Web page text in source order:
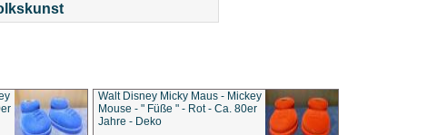
Walt Disney Micky Maus - Mickey
Mouse - " Füße " - Rot - Ca. 80er
Jahre - Deko